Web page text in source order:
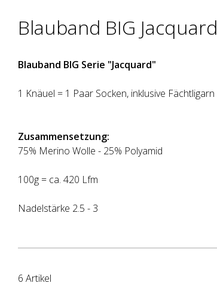
Blauband BIG Jacquard
Blauband BIG Serie "Jacquard"
1 Knäuel = 1 Paar Socken, inklusive Fächtligarn
Zusammensetzung:
75% Merino Wolle - 25% Polyamid
100g = ca. 420 Lfm
Nadelstärke 2.5 - 3
6 Artikel